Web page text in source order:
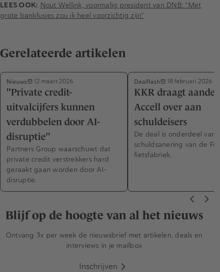
LEES OOK: Nout Wellink, voormalig president van DNB: “Met
grote bankfusies zou ik heel voorzichtig zijn”
Gerelateerde artikelen
Nieuws 12 maart 2026
"Private credit-
uitvalcijfers kunnen
verdubbelen door AI-
disruptie"
Partners Group waarschuwt dat
private credit verstrekkers hard
geraakt gaan worden door AI-
disruptie.
Dealflash 18 februari 2026
KKR draagt
Accell over aan
schuldeisers
De deal is onderdeel van
schuldsanering van de
fietsfabriek.
Blijf op de hoogte van al het nieuws
Ontvang 3x per week de nieuwsbrief met artikelen, deals en
interviews in je mailbox
Inschrijven